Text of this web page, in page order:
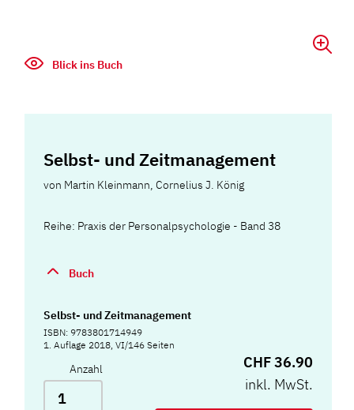
Blick ins Buch
Selbst- und Zeitmanagement
von Martin Kleinmann,Cornelius J. König
Reihe: Praxis der Personalpsychologie - Band 38
Buch
Selbst- und Zeitmanagement
ISBN: 9783801714949
1. Auflage 2018, VI/146 Seiten
Anzahl
CHF 36.90
inkl. MwSt.